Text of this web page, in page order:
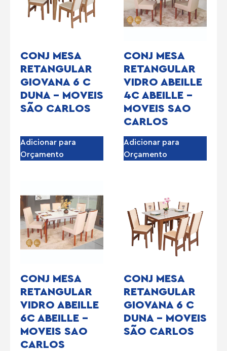
CONJ MESA
RETANGULAR
GIOVANA 6 C
DUNA – MOVEIS
SÃO CARLOS
Adicionar para
Orçamento
CONJ MESA
RETANGULAR
VIDRO ABEILLE
4C ABEILLE –
MOVEIS SAO
CARLOS
Adicionar para
Orçamento
CONJ MESA
RETANGULAR
VIDRO ABEILLE
6C ABEILLE –
MOVEIS SAO
CARLOS
CONJ MESA
RETANGULAR
GIOVANA 6 C
DUNA – MOVEIS
SÃO CARLOS